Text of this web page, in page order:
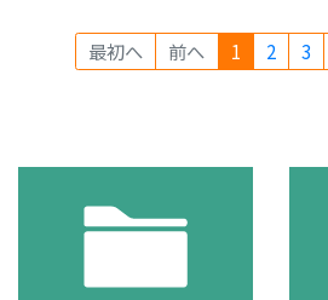
最初へ 前へ 1 2 3